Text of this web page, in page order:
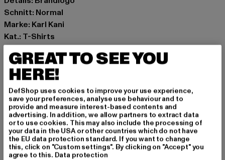
Schnitt: Normal
Marke: Karl Kani
Kat.: T-Shirts
Farbe: rosa
Hersteller Farbe: rose
Materialzusammensetzung: 100% Baumwolle
Hersteller: Urban Styles Agency GmbH & Co. KG |
agentur@urbanstylesagency.com
Schanzenstraße 41 | 51063 Köln | DE
GREAT TO SEE YOU
HERE!
DefShop uses cookies to improve your use experience,
save your preferences, analyse use behaviour and to
provide and measure interest-based contents and
advertising. In addition, we allow partners to extract data
or to use cookies. This may also include the processing of
your data in the USA or other countries which do not have
the EU data protection standard. If you want to change
this, click on "Custom settings". By clicking on "Accept" you
agree to this. Data protection